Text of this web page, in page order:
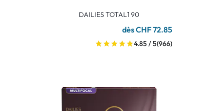
DAILIES TOTAL1 90
dès CHF 72.85
4.85 / 5(966)